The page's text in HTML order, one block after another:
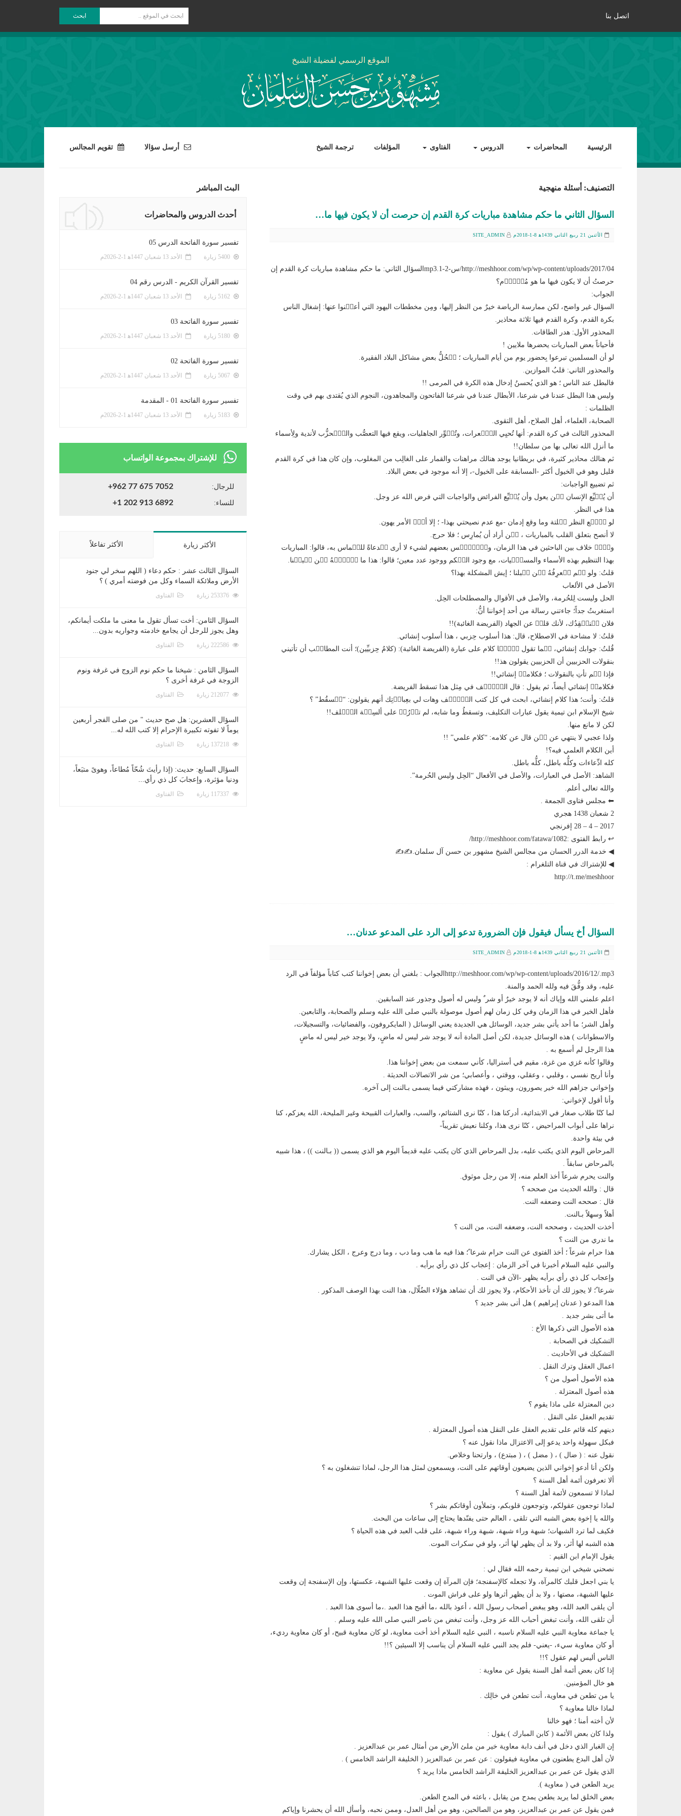
اتصل بنا ابحث
الموقع الرسمي لفضيلة الشيخ
الرئيسية المحاضرات الدروس الفتاوى المؤلفات ترجمة الشيخ أرسل سؤالا تقويم المجالس
التصنيف: أسئلة منهجية
السؤال الثاني ما حكم مشاهدة مباريات كرة القدم إن حرصت أن لا يكون فيها ما…
الأثنين 21 ربيع الثاني 1439ﻫ 8-1-2018م SITE_ADMIN
http://meshhoor.com/wp/wp-content/uploads/2017/04/س-2-1.mp3السؤال الثاني: ما حكم مشاهدة مباريات كرة القدم إن
حرصتُ أن لا يكون فيها ما هو مُحٙرّٙم؟
الجواب:
السؤال غير واضح، لكن ممارسة الرياضة خيرٌ من النظر إليها، ومِن مخططات اليهود التي أعلٙنوا عنها: إشغال الناس
بكرة القدم، وكرة القدم فيها ثلاثة محاذير.
المحذور الأول: هدر الطاقات.
فأحياناً بعض المباريات يحضرها ملايين !
لو أن المسلمين تبرعوا بِحضور يوم من أيام المباريات ؛ تٙحُلُّ بعض مشاكل البلاد الفقيرة.
والمحذور الثاني: قلبُ الموازين.
فالبطل عند الناس ؛ هو الذي يُحسنُ إدخال هذه الكرة في المرمى !!
وليس هذا البطل عندنا في شرعنا، الأبطال عندنا في شرعنا الفاتحون والمجاهدون، النجوم الذي يُقتدى بهم في وقت
الظلمات :
الصحابة، العلماء، أهل الصلاح، أهل التقوى.
المحذور الثالث في كرة القدم: أنها تُحيِي النّٙعرات، وتُثٙوِّر الجاهليات، ويقع فيها التعصُّب والتّٙحزُّب لأندية ولِأسماء
ما أنزل الله تعالى بها من سلطان!!
ثم هنالك محاذير كثيرة، في بريطانيا يوجد هنالك مراهنات والقمار على الغالِب من المغلوب، وإن كان هذا في كرة القدم
قليل وهو في الخيول أكثر -المسابقة على الخيول-، إلا أنه موجود في بعض البلاد.
ثم تضييع الواجبات:
أن يُضٙيِّع الإنسان مٙن يعول وأن يُضٙيِّع الفرائض والواجبات التي فرض الله عز وجل.
هذا في النظر.
لو وٙقٙع النظر فٙلتة وما وقع إدمان -مع عدم نصيحتي بهذا- ؛ إلا أنّٙ الأمر يهون.
لا أنصح بتعلق القلب بالمباريات ، مٙن أراد أن يُمارِس ؛ فلا حرج.
وقٙعٙ خلاف بين الباحثين في هذا الزمان، وتٙحٙمّٙس بعضهم لشيء لا أرى مٙدعاةً للحٙماس به، قالوا: المباريات
بهذا التنظيم بهذه الأسماء والمسمّٙيات، مع وجود الحٙكم ووجود عدد معين؛ قالوا: هذا ما عٙرٙفٙهُ مٙن قٙبلٙنا.
قلتُ: ولو لٙم يٙعرِفُهُ مٙن قٙبلنا ؛ إيش المشكلة بهذا؟
الأصل في الألعاب
الحل وليست لِلحُرمة، والأصل في الأقوال والمصطلحات الحِل.
استغربتُ جداً؛ جاءتني رسالة من أحد إخواننا أنُّ:
فلان يٙنتٙقِدُك، لأنك قلتٙ عن الجهاد (الفريضة الغائبة)!!
قلتُ: لا مشاحة في الاصطلاح، قال: هذا أسلوب حِزبي ، هذا أسلوب إنشائي.
قُلتُ: جوابك إنشائي، لٙما تقول عٙنّٙا كلام على عبارة (الفريضة الغائبة): (كلامُ حِزبيِّين)؛ أنت المطالٙب أن تأتيني
بنقولات الحزبيين أن الحزبيين يقولون هذ!!
فإذا لٙم تأتِ بالنقولات ؛ فكلامكٙ إنشائي!!
فكلامكٙ إنشائي أيضاً، ثم يقول : قال السّٙلٙف في مِثل هذا تسقط الفريضة.
قلتُ: وأنت؛ هذا كلام إنشائي، ابحث في كل كتب السّٙلٙف وهات لي بعِبارٙتِك أنهم يقولون: “تٙسقُط” ؟
شيخ الإسلام ابن تيمية يقول عبارات التكليف، وتسقطُ وما شابه، لم تدٙرُجٙ على ألسِنٙة السّٙلف!!
لكن لا مانع منها.
ولذا عجبي لا ينتهي عن مٙن قال عن كلامه: “كلام علمي” !!
أين الكلام العلمي فيه؟!
كله ادِّعاءات وكلُّه باطل، كلُّه باطل.
الشاهد: الأصل في العبارات، والأصل في الأفعال “الحِل وليس الحُرمة”.
والله تعالى أعلم.
⬅ مجلس فتاوى الجمعة .
2 شعبان 1438 هجري
2017 – 4 – 28 إفرنجي
↩ رابط الفتوى :http://meshhoor.com/fatawa/1082/
◀ خدمة الدرر الحسان من مجالس الشيخ مشهور بن حسن آل سلمان.✍✍
◀ للإشتراك في قناة التلغرام :
http://t.me/meshhoor
السؤال أخ يسأل فيقول فإن الضرورة تدعو إلى الرد على المدعو عدنان…
الأثنين 21 ربيع الثاني 1439ﻫ 8-1-2018م SITE_ADMIN
http://meshhoor.com/wp/wp-content/uploads/2016/12/.mp3الجواب : بلغني أن بعض إخواننا كتب كتاباً مؤلفاً في الرد
عليه، وقد وفُّقَ فيه ولله الحمد والمنة.
اعلم علمني الله وإياك أنه لا يوجد خيرٌ أو شر ٌ وليس له أصول وجذور عند السابقين.
فأهل الخير في هذا الزمان وفي كل زمان لهم أصول موصولة بالنبي صلى الله عليه وسلم والصحابة، والتابعين.
وأهل الشر؛ ما أحد يأتي بشر جديد، الوسائل هي الجديدة يعني الوسائل ( المايكروفون، والفضائيات، والتسجيلات،
والاسطوانات ) هذه الوسائل جديدة، لكن أصل المادة أنه لا يوجد شر ليس له ماضٍ، ولا يوجد خير ليس له ماضٍ
هذا الرجل لم أسمع به .
وقالوا كأنه غزي من غزة، مقيم في أستراليا، كأني سمعت من بعض إخواننا هذا.
وأنا أريح نفسي ، وقلبي ، وعقلي، ووقتي ، وأعصابي؛ من شر الاتصالات الحديثة .
وإخواني جزاهم الله خير يصورون، ويبثون ، فهذه مشاركتي فيما يسمى بـالنت إلى آخره.
وأنا أقول لإخواني:
لما كنّا طلاب صغار في الابتدائية، أدركنا هذا ، كنّا نرى الشتائم، والسب، والعبارات القبيحة وغير المليحة، الله يعزكم، كنا
نراها على أبواب المراحيض ، كنّا نرى هذا، وكلنا نعيش تقريباً-
في بيئة واحدة.
المرحاض اليوم الذي يكتب عليه، بدل المرحاض الذي كان يكتب عليه قديماً اليوم هو الذي يسمى (( بـالنت )) ، هذا شبيه
بالمرحاض سابقاً .
والنت يحرم شرعاً أخذ العلم منه، إلا من رجل موثوق.
قال : والله الحديث من صححه ؟
قال : صححه النت وضعفه النت.
أهلاً وسهلاً بـالنت.
أخذت الحديث ، وصححه النت، وضعفه النت، من النت ؟
ما ندري من النت ؟
هذا حرام شرعاً ؛ أخذ الفتوى عن النت حرام شرعا ً؛ هذا فيه ما هب وما دب ، وما درج وعرج ، الكل يشارك.
والنبي عليه السلام أخبرنا في آخر الزمان : إعجاب كل ذي رأي برأيه .
وإعجاب كل ذي رأي برأيه يظهر -الآن في النت .
شرعا ً؛ لا يجوز لك أن تأخذ الأحكام، ولا يجوز لك أن تشاهد هؤلاء الضُلّال، هذا النت بهذا الوصف المذكور .
هذا المدعو ( عدنان إبراهيم ) هل أتى بشر جديد ؟
ما أتى بشر جديد .
هذه الأصول التي ذكرها الأخ :
التشكيك في الصحابة .
التشكيك في الأحاديث .
اعمال العقل وترك النقل .
هذه الأصول أصول من ؟
هذه أصول المعتزلة .
دين المعتزلة على ماذا يقوم ؟
تقديم العقل على النقل .
دينهم كله قائم على تقديم العقل على النقل هذه أصول المعتزلة .
فبكل سهولة واحد يدعو إلى الاعتزال ماذا نقول عنه ؟
نقول عنه : ( ضال ) ، ( مضل ) ، ( مبتدع) ، وارتحنا وخلاص.
ولكن أنا أدعو إخواني الذين يضيعون أوقاتهم على النت، ويسمعون لمثل هذا الرجل، لماذا تنشغلون به ؟
ألا تعرفون أئمة أهل السنة ؟
لماذا لا تسمعون لأئمة أهل السنة ؟
لماذا توجعون عقولكم، وتوجعون قلوبكم، وتملأون أوقاتكم بشر ؟
والله يا إخوة بعض الشبه التي تلقى ، العالم حتى يفنّدها يحتاج إلى ساعات من البحث.
فكيف لما ترد الشبهات؛ شبهة وراء شبهة، شبهة وراء شبهة، على قلب العبد في هذه الحياة ؟
هذه الشبه لها أثر، ولا بد أن يظهر لها أثر، ولو في سكرات الموت.
يقول الإمام ابن القيم :
نصحني شيخي ابن تيمية رحمه الله فقال لي :
يا بني اجعل قلبك كالمرآة، ولا تجعله كالإسفنجة؛ فإن المرآة إن وقعت عليها الشبهة، عكستها، وإن الإسفنجة إن وقعت
عليها الشبهة، مصتها ، ولا بد أن يظهر أثرها ولو على فراش الموت .
أن يلقى العبد الله، وهو يبغض أصحاب رسول الله ، أعوذ بالله ،ما أقبح هذا العبد .،ما أسوى هذا العبد .
أن تلقى الله، وأنت تبغض أحباب الله عز وجل، وأنت تبغض من ناصر النبي صلى الله عليه وسلم .
يا جماعة معاوية النبي عليه السلام ناسبه ، النبي عليه السلام أخذ أخت معاوية، لو كان معاوية قبيح، أو كان معاوية رديء،
أو كان معاوية سيء، -يعني- فلم يجد النبي عليه السلام أن يناسب إلا السيئين ؟!!
الناس أليس لهم عقول ؟!!
إذا كان بعض أئمة أهل السنة يقول عن معاوية :
هو خال المؤمنين.
يا من تطعن في معاوية، أنت تطعن في خالِك .
لماذا خالنا معاوية ؟
لأن أخته أمنا ؛ فهو خالنا
ولذا كان بعض الأئمة ( كابن المبارك ) يقول :
إن الغبار الذي دخل في أنف دابة معاوية خير من ملئ الأرض من أمثال عمر بن عبدالعزيز .
لأن أهل البدع يطعنون في معاوية فيقولون : عن عمر بن عبدالعزيز ( الخليفة الراشد الخامس ) .
الذي يقول عن عمر بن عبدالعزيز الخليفة الراشد الخامس ماذا يريد ؟
يريد الطعن في ( معاوية ).
بعض الخلق لما يريد يطعن يمدح من يقابل ، باعثه في المدح الطعن.
فمن يقول عن عمر بن عبدالعزيز، وهو من الصالحين، وهو من أهل العدل، وممن نحبه، وأسأل الله أن يحشرنا وإياكم
البث المباشر
أحدث الدروس والمحاضرات
تفسير سورة الفاتحة الدرس 05
الأحد 13 شعبان 1447ﻫ 1-2-2026م
تفسير القرآن الكريم - الدرس رقم 04
الأحد 13 شعبان 1447ﻫ 1-2-2026م
تفسير سورة الفاتحة 03
الأحد 13 شعبان 1447ﻫ 1-2-2026م
تفسير سورة الفاتحة 02
الأحد 13 شعبان 1447ﻫ 1-2-2026م
تفسير سورة الفاتحة 01 - المقدمة
الأحد 13 شعبان 1447ﻫ 1-2-2026م
للإشتراك بمجموعة الواتساب
للرجال: +962 77 675 7052
للنساء: +1 202 913 6892
الأكثر زيارة الأكثر تفاعلاً
السؤال الثالث عشر : حكم دعاء ( اللهم سخر لي جنود
الأرض وملائكة السماء وكل من فوضته أمري ) ؟
الفتاوى
السؤال الثامن: أخت تسأل تقول ما معنى ما ملكت أيمانكم،
وهل يجوز للرجل أن يجامع خادمته وجواريه بدون...
الفتاوى
السؤال الثامن : شيخنا ما حكم نوم الزوج في غرفة ونوم
الزوجة في غرفة أخرى ؟
الفتاوى
السؤال العشرين: هل صح حديث " من صلى الفجر أربعين
يوماً لا تفوته تكبيرة الإحرام إلا كتب الله له...
الفتاوى
السؤال السابع: حديث: (إذا رأيتَ شُحّاً مُطاعاً، وهوىً متبَعاً،
ودنيا مؤثرة، وإعجابَ كل ذي رأي...
الفتاوى